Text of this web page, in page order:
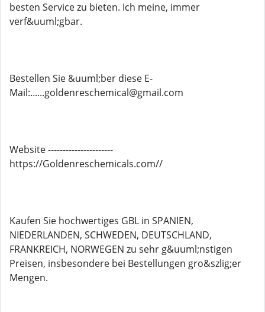
besten Service zu bieten. Ich meine, immer
verf&uuml;gbar.
Bestellen Sie &uuml;ber diese E-
Mail:......goldenreschemical@gmail.com
Website ----------------------
https://Goldenreschemicals.com//
Kaufen Sie hochwertiges GBL in SPANIEN,
NIEDERLANDEN, SCHWEDEN, DEUTSCHLAND,
FRANKREICH, NORWEGEN zu sehr g&uuml;nstigen
Preisen, insbesondere bei Bestellungen gro&szlig;er
Mengen.